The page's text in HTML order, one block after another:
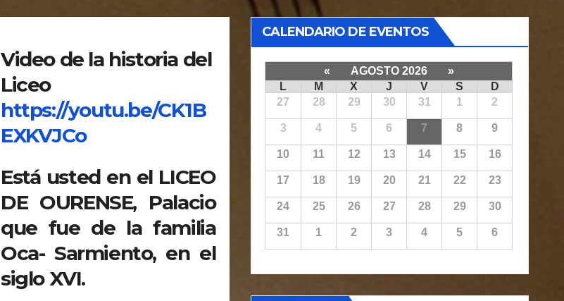
Video de la historia del
Liceo
https://youtu.be/CK1B
EXKVJCo
Está usted en el LICEO
DE OURENSE, Palacio
que fue de la familia
Oca- Sarmiento, en el
siglo XVI.
CALENDARIO DE EVENTOS
« AGOSTO 2026
»
L
M X J V S
D
27
28 29 30 31 1 2
3 4 5 6 7 8 9
10 11 12 13 14 15 16
17 18 19 20 21 22 23
24 25 26 27 28 29 30
31 1 2 3 4 5 6